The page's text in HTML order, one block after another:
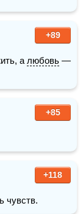
+89
а любовь —
+85
+118
чувств.